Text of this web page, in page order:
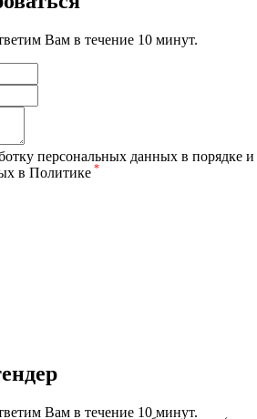
Вам в течение 10 минут.
персональных данных в порядке и
в Политике *
Вам в течение 10 минут.